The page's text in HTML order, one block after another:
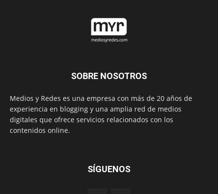
SOBRE NOSOTROS
Medios y Redes es una empresa con más de 20 años de
experiencia en blogging y una amplia red de medios
digitales que ofrece servicios relacionados con los
contenidos online.
SÍGUENOS